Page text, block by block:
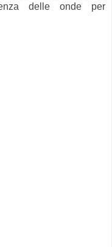
delle onde per